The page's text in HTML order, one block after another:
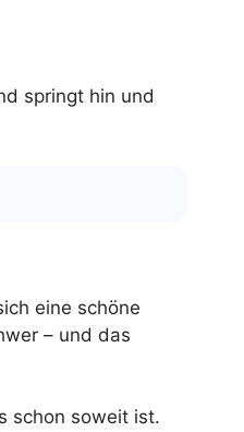
springt hin und
eine schöne
– und das
schon soweit ist.